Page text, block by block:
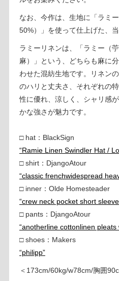
なお、今作は、生地に「ラミ
50%）」を使って仕上げた、
ラミーリネンは、「ラミー（
麻）」という、どちらも麻に
わせた混紡生地です。リネン
のハリと丈夫さ、それぞれの
性に優れ、涼しく、シャリ感
かな強さが魅力です。
□ hat：BlackSign
“Ramie Linen Swindler Hat /
□ shirt：DjangoAtour
“classic frenchwidespread
□ inner：Olde Homesteader
“crew neck pocket short
□ pants：DjangoAtour
“anotherline cottonlinen pleats
□ shoes：Makers
“philipp”
＜173cm/60kg/w78cm/胸囲